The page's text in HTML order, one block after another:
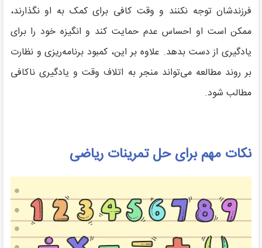
فرزندشان توجه نکنند و وقت کافی برای کمک به او نگذارند،
ممکن است او احساس عدم حمایت کند و انگیزه خود را برای
یادگیری از دست بدهد. علاوه بر این، کمبود برنامه‌ریزی و نظارت
بر روند مطالعه می‌تواند منجر به اتلاف وقت و یادگیری ناکافی
مطالب شود.
نکات مهم برای حل تمرینات ریاضی